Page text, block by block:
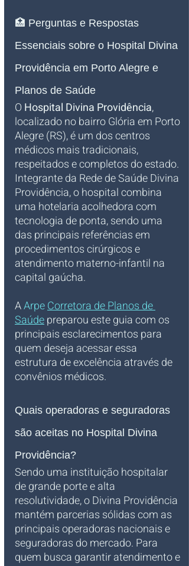
🏥 Perguntas e Respostas
Essenciais sobre o Hospital Divina
Providência em Porto Alegre e
Planos de Saúde
O Hospital Divina Providência,
localizado no bairro Glória em Porto
Alegre (RS), é um dos centros
médicos mais tradicionais,
respeitados e completos do estado.
Integrante da Rede de Saúde Divina
Providência, o hospital combina
uma hotelaria acolhedora com
tecnologia de ponta, sendo uma
das principais referências em
procedimentos cirúrgicos e
atendimento materno-infantil na
capital gaúcha.
A Arpe Corretora de Planos de
Saúde preparou este guia com os
principais esclarecimentos para
quem deseja acessar essa
estrutura de excelência através de
convênios médicos.
Quais operadoras e seguradoras
são aceitas no Hospital Divina
Providência?
Sendo uma instituição hospitalar
de grande porte e alta
resolutividade, o Divina Providência
mantém parcerias sólidas com as
principais operadoras nacionais e
seguradoras do mercado. Para
quem busca garantir atendimento e